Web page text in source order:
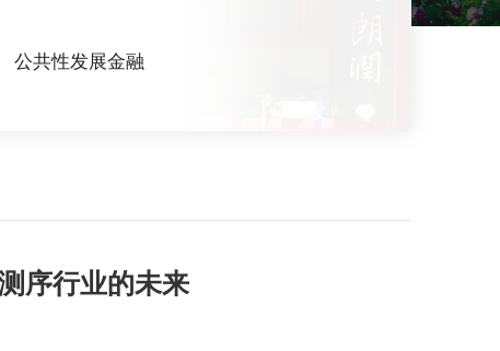
公共性发展金融
序行业的未来